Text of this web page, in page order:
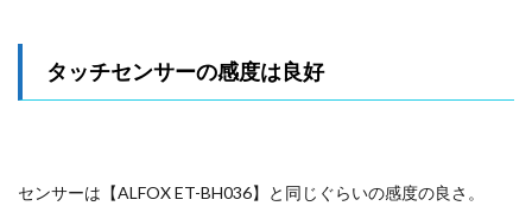
タッチセンサーの感度は良好
センサーは【ALFOX ET-BH036】と同じぐらいの感度の良さ。